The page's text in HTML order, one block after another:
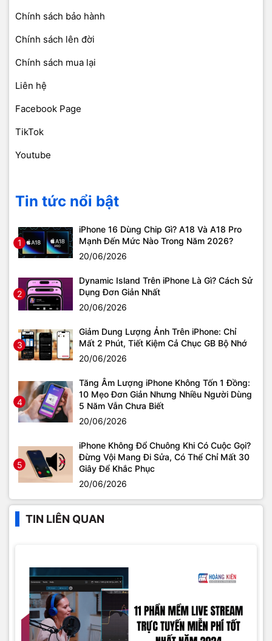
Chính sách bảo hành
Chính sách lên đời
Chính sách mua lại
Liên hệ
Facebook Page
TikTok
Youtube
Tin tức nổi bật
1
iPhone 16 Dùng Chip Gì? A18 Và A18 Pro
Mạnh Đến Mức Nào Trong Năm 2026?
20/06/2026
2
Dynamic Island Trên iPhone Là Gì? Cách Sử
Dụng Đơn Giản Nhất
20/06/2026
3
Giảm Dung Lượng Ảnh Trên iPhone: Chỉ
Mất 2 Phút, Tiết Kiệm Cả Chục GB Bộ Nhớ
20/06/2026
4
Tăng Âm Lượng iPhone Không Tốn 1 Đồng:
10 Mẹo Đơn Giản Nhưng Nhiều Người Dùng
5 Năm Vẫn Chưa Biết
20/06/2026
5
iPhone Không Đổ Chuông Khi Có Cuộc Gọi?
Đừng Vội Mang Đi Sửa, Có Thể Chỉ Mất 30
Giây Để Khắc Phục
20/06/2026
TIN LIÊN QUAN